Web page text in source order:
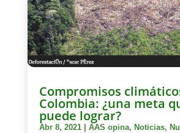
Compromisos
Colombia: ¿una meta
puede lograr?
Abr 8, 2021| AAS opina, Noticias,